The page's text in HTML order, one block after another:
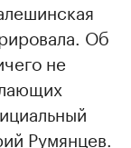
Об
не
Румянцев.